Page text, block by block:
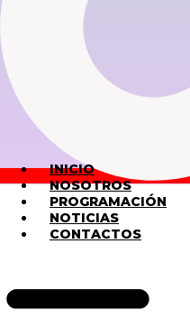
INICIO
NOSOTROS
PROGRAMACIÓN
NOTICIAS
CONTACTOS